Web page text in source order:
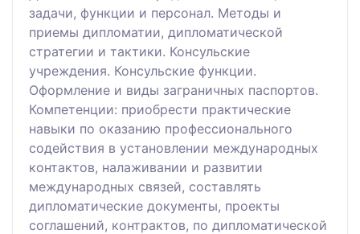
задачи, функции и персонал. Методы и
приемы дипломатии, дипломатической
стратегии и тактики. Консульские
учреждения. Консульские функции.
Оформление и виды заграничных паспортов.
Компетенции: приобреcти практические
навыки по оказанию профессионального
содействия в установлении международных
контактов, налаживании и развитии
международных связей, составлять
дипломатические документы, проекты
соглашений, контрактов, по дипломатической